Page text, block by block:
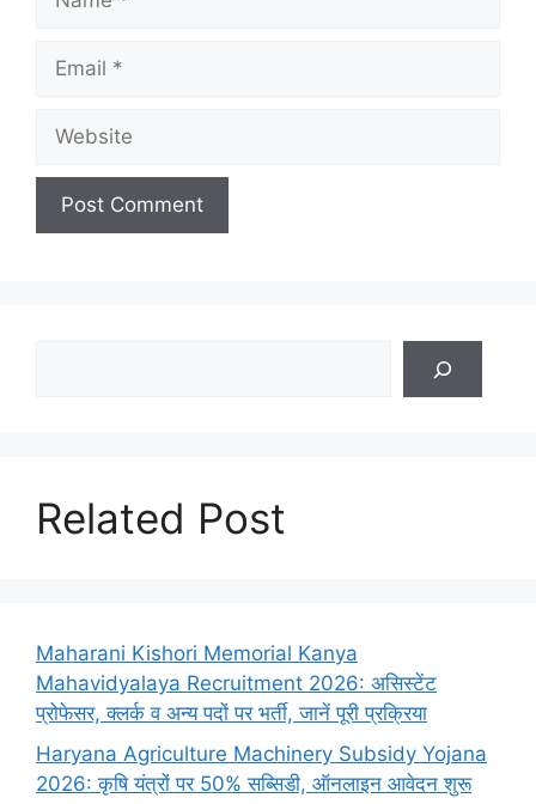
Email
Website
Related Post
Maharani Kishori Memorial Kanya
Mahavidyalaya Recruitment 2026: असिस्टेंट
प्रोफेसर, क्लर्क व अन्य पदों पर भर्ती, जानें पूरी प्रक्रिया
Haryana Agriculture Machinery Subsidy Yojana
2026: कृषि यंत्रों पर 50% सब्सिडी, ऑनलाइन आवेदन शुरू